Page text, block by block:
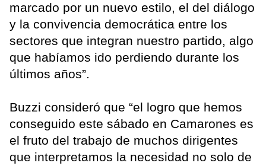
marcado por un nuevo estilo, el del diálogo
y la convivencia democrática entre los
sectores que integran nuestro partido, algo
que habíamos ido perdiendo durante los
últimos años”.
Buzzi consideró que “el logro que hemos
conseguido este sábado en Camarones es
el fruto del trabajo de muchos dirigentes
que interpretamos la necesidad no solo de